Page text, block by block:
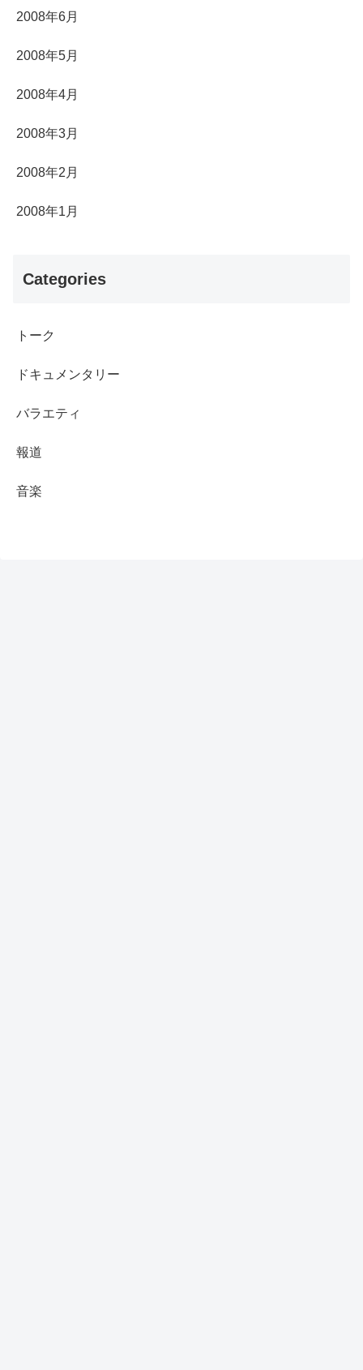
2008年6月
2008年5月
2008年4月
2008年3月
2008年2月
2008年1月
Categories
トーク
ドキュメンタリー
バラエティ
報道
音楽